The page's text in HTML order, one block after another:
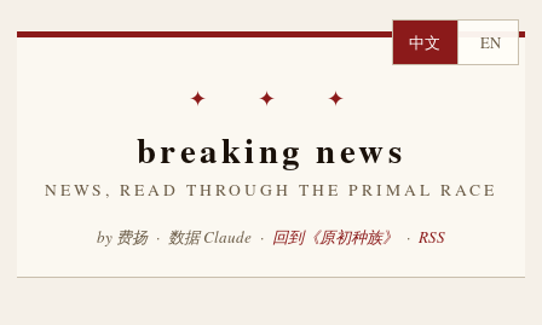
中文 EN
✦ ✦ ✦
breaking news
NEWS, READ THROUGH THE PRIMAL RACE
by 费扬 · 数据 Claude · 回到《原初种族》 · RSS